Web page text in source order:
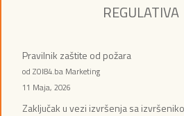
REGULATIVA
Pravilnik zaštite od požara
od ZOI84.ba Marketing
11 Maja, 2026
Zaključak u vezi izvršenja sa